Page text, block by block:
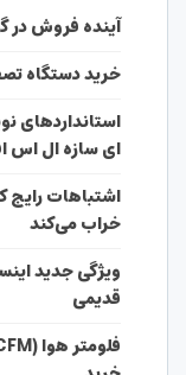
آینده فروش در
خرید دستگاه
استانداردهای
ای سازه ال اس
اشتباهات رایج
خراب می‌کند
ویژگی جدید
قدیمی